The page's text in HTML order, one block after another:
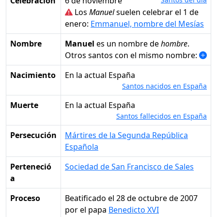
Los Manuelsuelen celebrar el 1 de
enero: Emmanuel, nombre del Mesías
Nombre
Manuel es un nombre dehombre.
Otros santos con el mismo nombre:
Nacimiento
en la actual España
Santos nacidos en España
Muerte en la actual España
Santos fallecidos en España
Persecución
Mártires de la Segunda República
Española
Perteneció
a
Sociedad de San Francisco de Sales
Proceso
Beatificado el 28 de octubre de 2007
por el papa Benedicto XVI